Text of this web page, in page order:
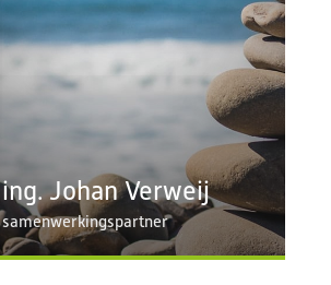
ing. Johan Verweij
samenwerkingspartner